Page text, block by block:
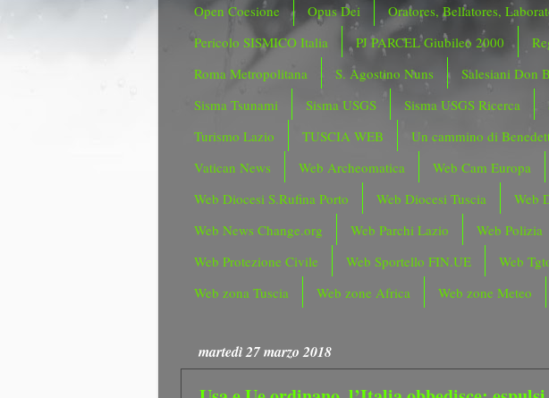
Open Coesione
Opus Dei Oratores, Bellatores,
Pericolo SISMICO Italia
PJ PARCEL Giubileo 2000
Roma Metropolitana
S. Agostino Nuns Salesiani Don
Sisma Tsunami
Sisma USGS Sisma USGS Ricerca
Turismo Lazio
TUSCIA WEB Un cammino di
Vatican News
Web Archeomatica Web Cam Europa
Web Diocesi S.Rufina Porto
Web Diocesi Tuscia Web
Web News Change.org
Web Parchi Lazio Web Polizia
Web Protezione Civile
Web Sportello FIN.UE Web
Web zona Tuscia
Web zone Africa Web zone Meteo
martedì 27 marzo 2018